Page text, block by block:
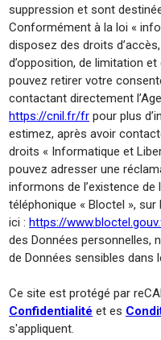
suppression et sont
Conformément à la loi «
disposez des droits
d’opposition, de limitation
pouvez retirer votre
contactant directement
https://cnil.fr/fr pour plus
estimez, après avoir
droits « Informatique et
pouvez adresser une
informons de l’existence
téléphonique « Bloctel »,
ici : https://
des Données personnelles,
de Données sensibles dans
Ce site est protégé par
Confidentialité et es
s'appliquent.